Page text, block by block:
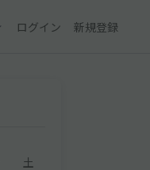
ログイン 新規登録
土